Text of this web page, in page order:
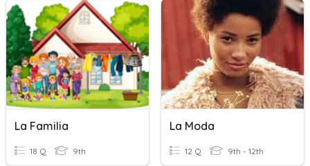
La Familia
18 Q 9th
La Moda
12 Q 9th - 12th